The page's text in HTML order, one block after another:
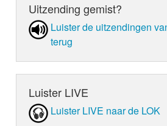
Uitzending gemist?
Luister de uit­zen­din­gen
terug
Luister LIVE
Luister LIVE naar de LOK